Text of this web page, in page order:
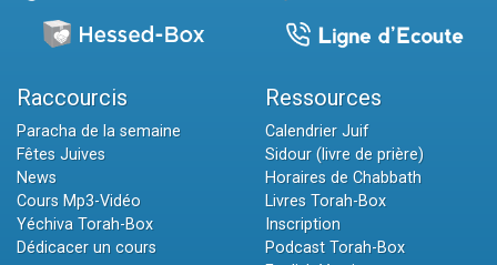
Raccourcis
Paracha de la semaine
Fêtes Juives
News
Cours Mp3-Vidéo
Yéchiva Torah-Box
Dédicacer un cours
Ressources
Calendrier Juif
Sidour (livre de prière)
Horaires de Chabbath
Livres Torah-Box
Inscription
Podcast Torah-Box